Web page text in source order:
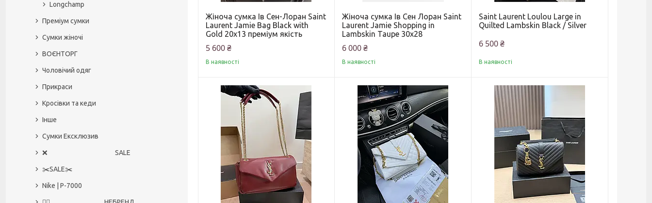
Жіноча сумка Ів Сен-Лоран Saint
Laurent Jamie Bag Black with
Gold 20x13 преміум якість
5 600 ₴
В наявності
Жіноча сумка Ів Сен Лоран Saint
Laurent Jamie Shopping in
Lambskin Taupe 30х28
6 000 ₴
В наявності
Saint Laurent Loulou Large in
Quilted Lambskin Black / Silver
6 500 ₴
В наявності
Longchamp
Преміум сумки
Сумки жіночі
ВОЄНТОРГ
Чоловічий одяг
Прикраси
Кросівки та кеди
Інше
Сумки Ексклюзив
❌ SALE
✂️SALE✂️
Nike | P-7000